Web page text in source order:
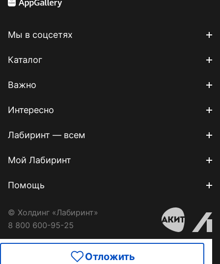
Отложить
Мы в соцсетях
Каталог
Важно
Интересно
Лабиринт — всем
Мой Лабиринт
Помощь
© Холдинг «Лабиринт»
8 800 600-95-25